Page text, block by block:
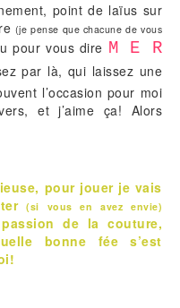
point de laïus sur
(je pense que chacune de vous
pour vous dire M E R
par là, qui laissez une
l’occasion pour moi
et j’aime ça! Alors
pour jouer je vais
(si vous en avez envie)
de la couture,
bonne fée s’est